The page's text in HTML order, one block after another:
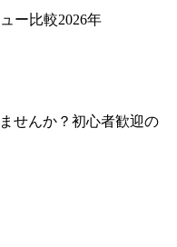
ー比較2026年
せんか？初心者歓迎の